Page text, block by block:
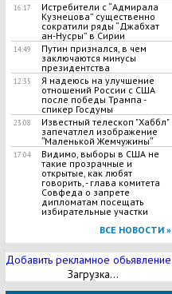
16:17
Истребители с “Адмирала
Кузнецова” существенно
сократили ряды “Джабхат
ан-Нусры” в Сирии
14:49
Путин признался, в чем
заключаются минусы
президентства
12:35
Я надеюсь на улучшение
отношений России с США
после победы Трампа -
спикер Госдумы
23:08
Известный телескоп "Хаббл"
запечатлел изображение
ʺМаленькой Жемчужиныʺ
17:04
Видимо, выборы в США не
такие прозрачные и
открытые, как любят
говорить, - глава комитета
Совфеда о запрете
дипломатам посещать
избирательные участки
ВСЕ НОВОСТИ »
Добавить рекламное обьявление
Загрузка...